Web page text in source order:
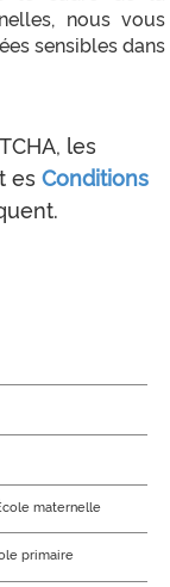
nous vous
sensibles dans
les
esConditions
maternelle
primaire